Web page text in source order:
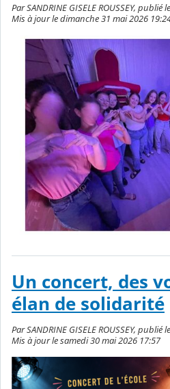
Par SANDRINE GISELE ROUSSEY,
Mis à jour le dimanche 31 mai 2026
Un concert, des
élan de solidarité
Par SANDRINE GISELE ROUSSEY,
Mis à jour le samedi 30 mai 2026 17:57